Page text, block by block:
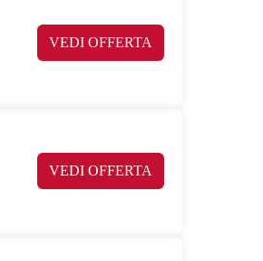
VEDI OFFERTA
VEDI OFFERTA